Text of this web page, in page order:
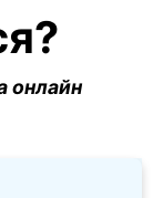
онлайн